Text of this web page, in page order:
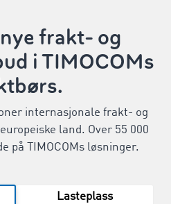
frakt- og
i TIMOCOMs
internasjonale frakt- og
land. Over 55 000
på TIMOCOMs løsninger.
Lasteplass